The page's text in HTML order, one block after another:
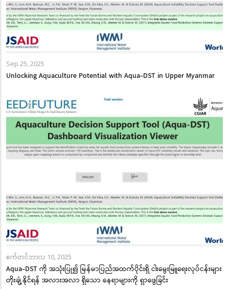
Sep 25, 2025
Unlocking Aquaculture Potential with Aqua-DST in Upper Myanmar
စက်တင်ဘာလ 10, 2025
Aqua-DST ကို အသုံးပြု၍ မြန်မာပြည်အထက်ပိုင်းရှိ ငါးမွေးမြူရေးလုပ်ငန်းများ
တိုးချဲ့နိုင်ရန် အလားအလာ ရှိသော နေရာများကို ရှာဖွေခြင်း